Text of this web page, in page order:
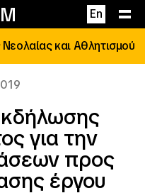
En
και Αθλητισμού
για την
προς
έργου